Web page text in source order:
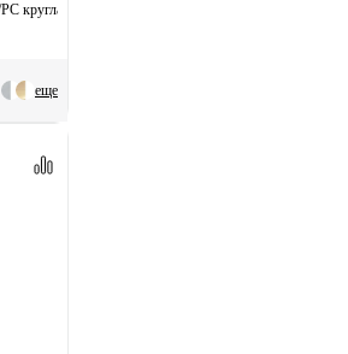
еще
круглая на ключевой цилиндр